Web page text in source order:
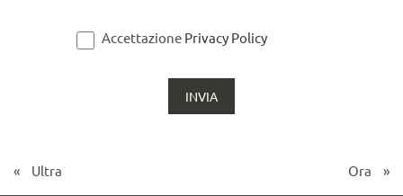
Accettazione Privacy Policy
« Ultra Ora »